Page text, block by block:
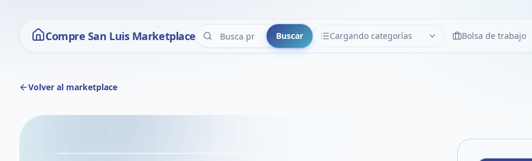
Compre San Luis Marketplace Buscar Cargando categorías
CATEGORÍAS LimpiarBolsa de trabajo
Volver al marketplace
Compartir producto
Compartir por WhatsApp